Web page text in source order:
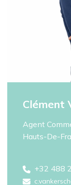
Clément
Agent
Hauts-De-
+32 488